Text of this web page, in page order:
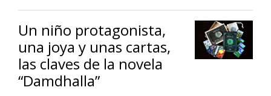
Un niño protagonista,
una joya y unas cartas,
las claves de la novela
“Damdhalla”